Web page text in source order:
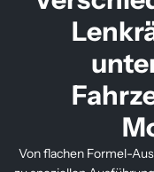
Von flachen Formel-